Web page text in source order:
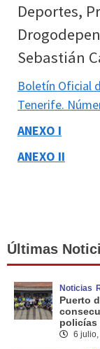
Deportes,
Sebastián
Boletín Oficial
Tenerife.
ANEXO I
ANEXO II
Últimas
Noticias
Puerto
policías
6 julio,